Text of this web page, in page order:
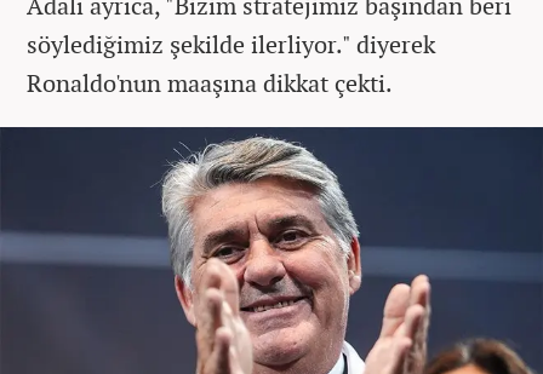
söylediğimiz şekilde ilerliyor." diyerek
Ronaldo'nun maaşına dikkat çekti.